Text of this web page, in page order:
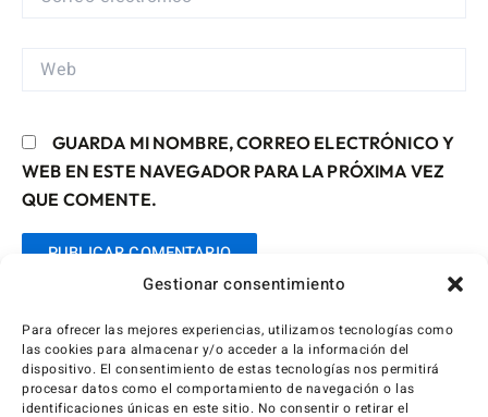
Gestionar consentimiento
Para ofrecer las mejores experiencias, utilizamos tecnologías como
las cookies para almacenar y/o acceder a la información del
dispositivo. El consentimiento de estas tecnologías nos permitirá
procesar datos como el comportamiento de navegación o las
identificaciones únicas en este sitio. No consentir o retirar el
WEB
GUARDA MI NOMBRE, CORREO ELECTRÓNICO Y
WEB EN ESTE NAVEGADOR PARA LA PRÓXIMA VEZ
QUE COMENTE.